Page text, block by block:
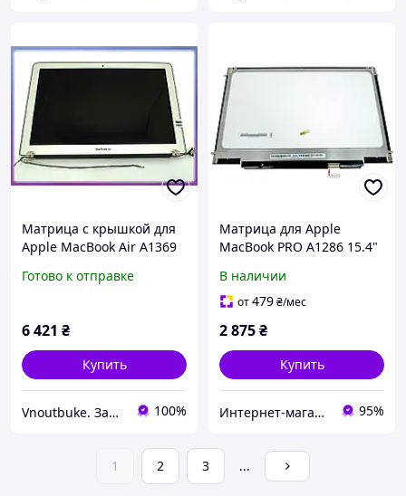
Матрица с крышкой для
Apple MacBook Air A1369
13.3" (1440*900)
Готово к отправке
6 421 ₴
Купить
Vnoutbuke. Запчастини для ноутбуків опт - роздріб ! 100%
Матрица для Apple
MacBook PRO A1286 15.4"
ушки сверху и по бокам)
Глянцевая
В наличии
от479₴/мес
2 875₴
Купить
Интернет-магазин aventure 95%
1 2 3 ...